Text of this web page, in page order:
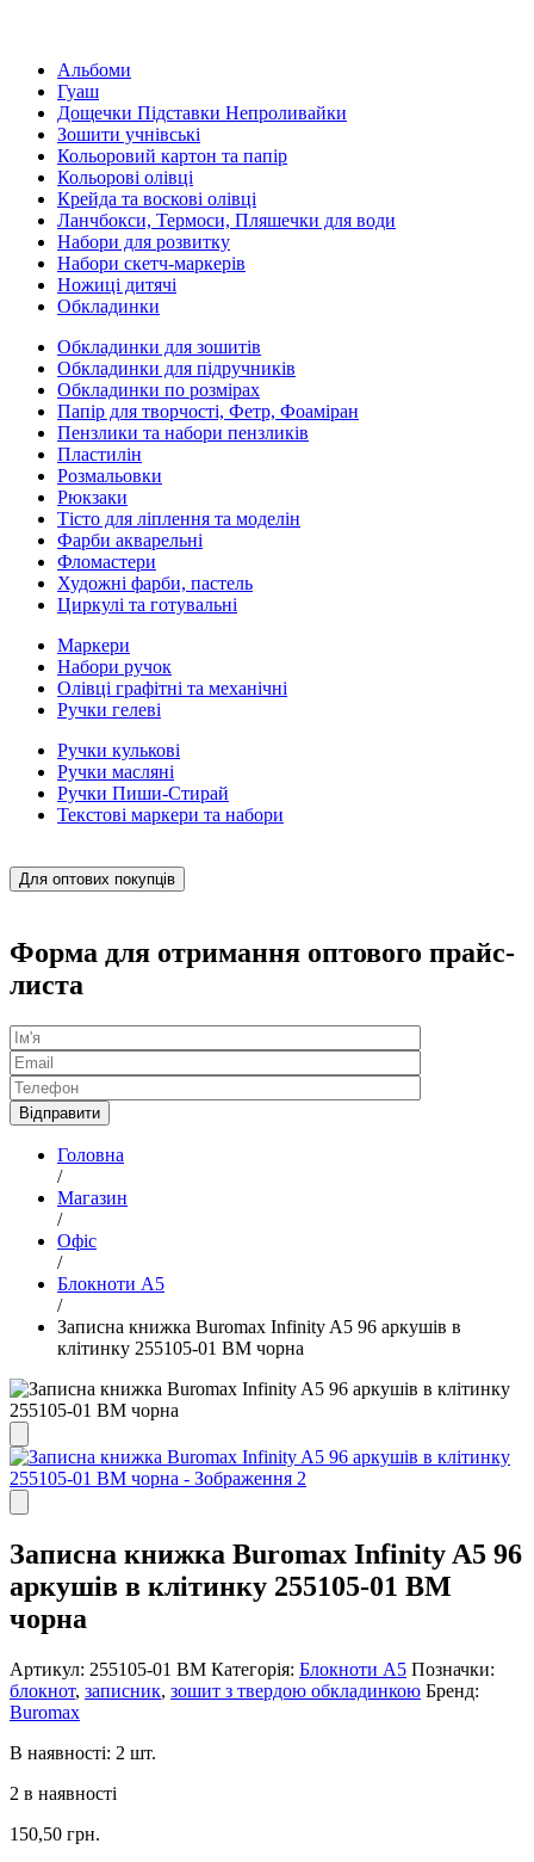
Альбоми
Гуаш
Дощечки Підставки Непроливайки
Зошити учнівські
Кольоровий картон та папір
Кольорові олівці
Крейда та воскові олівці
Ланчбокси, Термоси, Пляшечки для води
Набори для розвитку
Набори скетч-маркерів
Ножиці дитячі
Обкладинки
Обкладинки для зошитів
Обкладинки для підручників
Обкладинки по розмірах
Папір для творчості, Фетр, Фоаміран
Пензлики та набори пензликів
Пластилін
Розмальовки
Рюкзаки
Тісто для ліплення та моделін
Фарби акварельні
Фломастери
Художні фарби, пастель
Циркулі та готувальні
Маркери
Набори ручок
Олівці графітні та механічні
Ручки гелеві
Ручки кулькові
Ручки масляні
Ручки Пиши-Стирай
Текстові маркери та набори
Для оптових покупців
Форма для отримання оптового прайс-
листа
Головна
/
Магазин
/
Офіс
/
Блокноти А5
/
Записна книжка Buromax Infinity A5 96 аркушів в
клітинку 255105-01 BM чорна
Записна книжка Buromax Infinity A5 96
аркушів в клітинку 255105-01 BM
чорна
Артикул: 255105-01 ВМ Категорія: Блокноти А5 Позначки:
блокнот, записник, зошит з твердою обкладинкою Бренд:
Buromax
В наявності: 2 шт.
2 в наявності
150,50 грн.